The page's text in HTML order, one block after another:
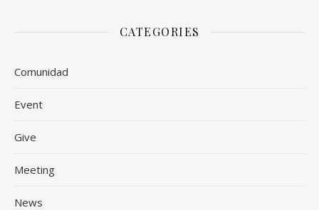
CATEGORIES
Comunidad
Event
Give
Meeting
News